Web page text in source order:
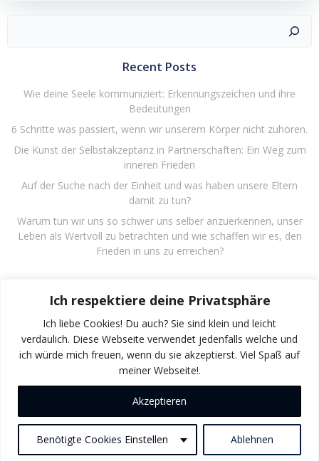
Ich respektiere deine Privatsphäre
Ich liebe Cookies! Du auch? Sie sind klein und leicht
verdaulich. Diese Webseite verwendet jedenfalls welche und
ich würde mich freuen, wenn du sie akzeptierst. Viel Spaß auf
meiner Webseite!.
Benötigte Cookies Einstellen Ablehnen
Akzeptieren
Recent Posts
Wie deine Seele kommuniziert: Erkennungszeichen und ihre
Bedeutungen
6 Schritte was passiert, wenn wir unserem Körper nicht zuhören.
Die Kunst der Selbstakzeptanz in Partnerschaften: Ein Weg zum
inneren Frieden
Auf der Suche nach der Einheit und was haben unsere Eltern
damit zu tun?
Warum tun wir uns so schwer uns selber anzuerkennen, unser
Leben als Wertvoll zu betrachten und wie schaffen wir es, den
Frieden in uns zu erreichen?
Es sind keine Kommentare vorhanden.
© 2026 Gunter Herrmann. Created for free using
WordPress andColibri